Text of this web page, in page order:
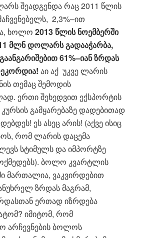
შეადგენდა რაც 2011 წლის
2,3%–ით
ხოლო 2013 წლის ნოემბერში
მლნ დოლარს გადააჭარბა,
61%–იან ზრდას
აი აქ უკვე ლარის
თემაც შემოდის
ერთი შეხედვით ექსპორტის
გამყარებაზე დადებითად
ეს ასეც არის! (აქვე ისიც
რომ ლარის დაცემა
სტიმულს და იმპორტზე
ბოლო კვარტლის
მართალია, ვაკვირდებით
ზრდას მაგრამ,
ერთად იზრდება
იმიტომ, რომ
არჩევნების ბოლოს